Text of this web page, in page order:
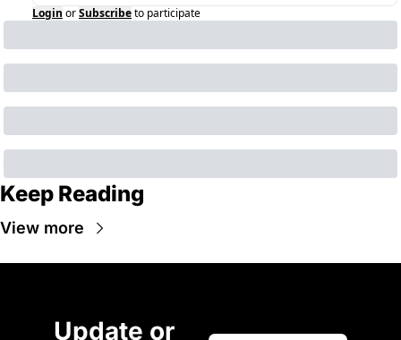
Login orSubscribeto participate
Keep Reading
View more
Update or